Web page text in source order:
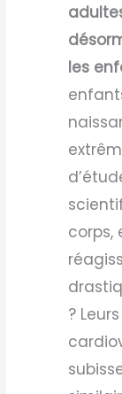
les
corps,
?